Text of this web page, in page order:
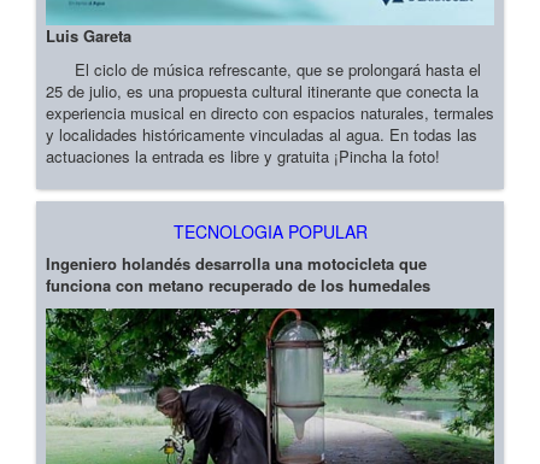
Luis Gareta
El ciclo de música refrescante, que se prolongará hasta el
25 de julio, es una propuesta cultural itinerante que conecta la
experiencia musical en directo con espacios naturales, termales
y localidades históricamente vinculadas al agua. En todas las
actuaciones la entrada es libre y gratuita ¡Pincha la foto!
TECNOLOGIA POPULAR
Ingeniero holandés desarrolla una motocicleta que
funciona con metano recuperado de los humedales